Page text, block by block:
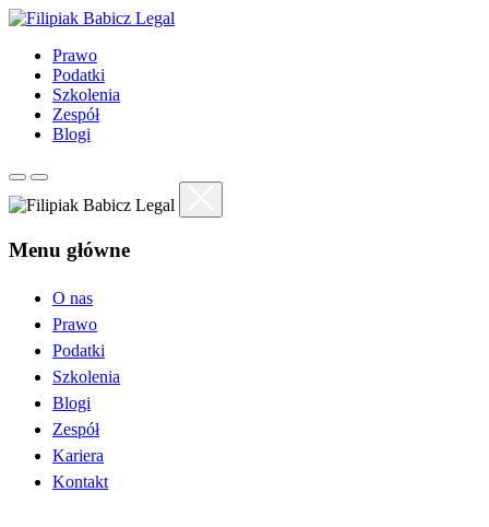
Prawo
Podatki
Szkolenia
Zespół
Blogi
Menu główne
O nas
Prawo
Podatki
Szkolenia
Blogi
Zespół
Kariera
Kontakt